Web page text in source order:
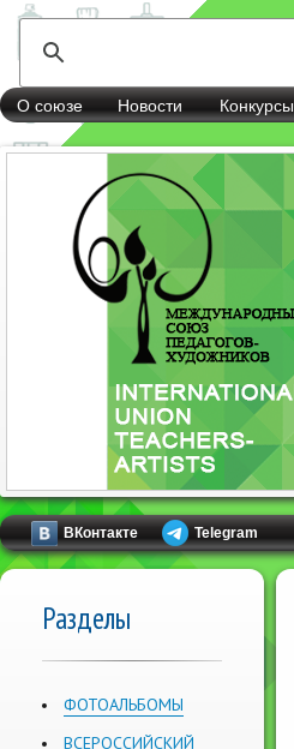
О союзе Новости Конкурсы
ВКонтакте Telegram
Разделы
ФОТОАЛЬБОМЫ
ВСЕРОССИЙСКИЙ